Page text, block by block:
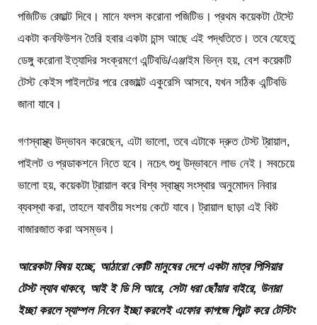
পজিটিভ রেজাল্ট দিবে। মানে ফলস করোনা পজিটিভ। প্রথম কয়েকটা টেস্টে
একটা কনফিউশন তৈরি হবার একটা চান্স আছে এই পদ্ধতিতে। তবে যেহেতু
ডেঙ্গু করোনা ইত্যাদির সংক্রমণে এন্টিবডি/এঞ্জাইম ভিন্ন হয়, বেশ কয়েকটি
টেস্ট কেইস পাইলটের পরে রেজাল্টে একুরেসি আসবে, যখন সঠিক এন্টিবডি
জানা যাবে।
গণস্বাস্থ্য উদ্ভাবন করেছেন, এটা ভালো, তবে এটাকে দ্রুত টেস্ট ট্রায়াল,
পাইলট ও প্রডাকশনে নিতে হবে। নচেৎ শুধু উদ্ভাবনে লাভ নেই। সবচেয়ে
ভালো হয়, কয়েকটা ট্রায়াল করে বিশ্ব স্বাস্থ্য সংস্থার অনুমোদন নিবার
ব্যবস্থা করা, তাহলে যাবতীয় সংশয় কেটে যাবে। ট্রায়াল ছাড়া এই কিট
বাজারজাত করা অসম্ভব।
আরেকটা বিষয় হচ্ছে, আঠারো কোটি মানুষের দেশে একটা মাত্র পিসিয়ার
টেস্ট ল্যাব থাকবে, আই ই ডি সি আরে, সেটা ধরা ছোঁয়ার বাইরে, উনারা
ইচ্ছা করলে স্যাম্পল নিবেন ইচ্ছা করলেই এফোর কাগজে প্রিন্ট করে টেস্টিং